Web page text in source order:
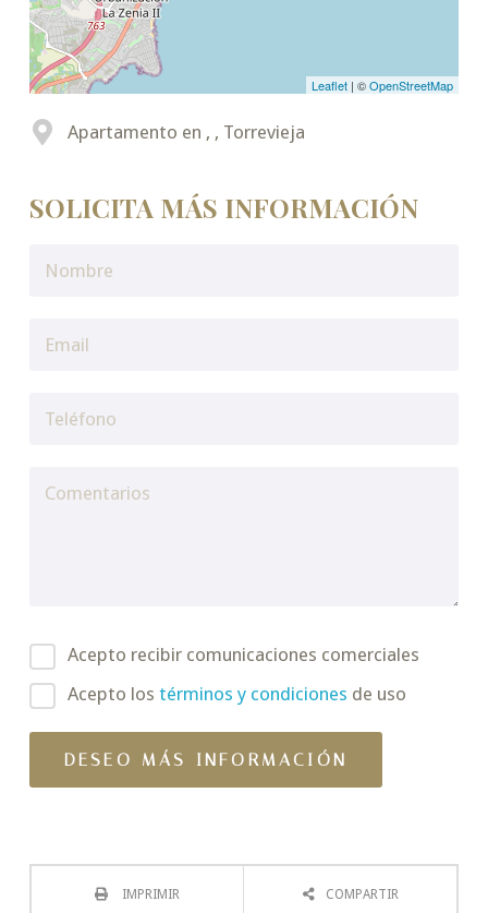
Leaflet | ©OpenStreetMap
Apartamento en , , Torrevieja
SOLICITA MÁS INFORMACIÓN
Acepto recibir comunicaciones comerciales
Acepto los términos y condiciones de uso
IMPRIMIR COMPARTIR